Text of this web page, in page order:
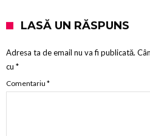
LASĂ UN RĂSPUNS
Adresa ta de email nu va fi publicată.
cu *
Comentariu *